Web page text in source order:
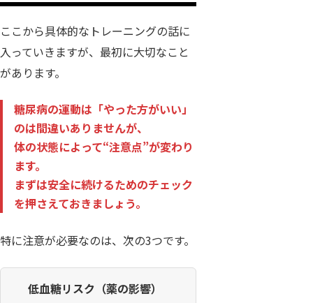
ここから具体的なトレーニングの話に
入っていきますが、最初に大切なこと
があります。
糖尿病の運動は「やった方がいい」
のは間違いありませんが、
体の状態によって“注意点”が変わり
ます。
まずは安全に続けるためのチェック
を押さえておきましょう。
特に注意が必要なのは、次の3つです。
低血糖リスク（薬の影響）